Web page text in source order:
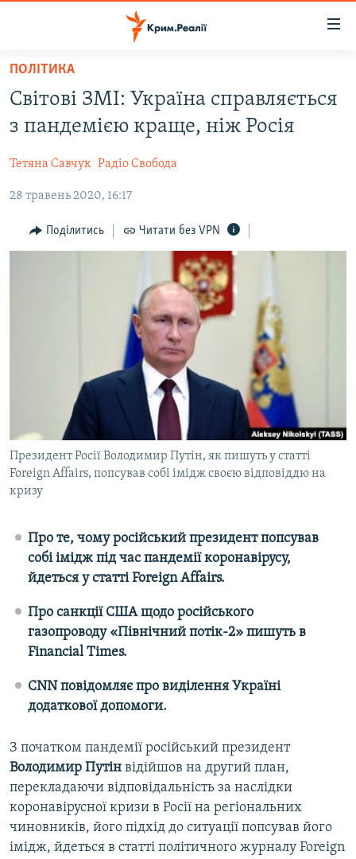
Перейти
основного
матеріалу
до
навігації
Перейти
ПОЛІТИКА
БЛОГИ
ПОГЛЯД
ВІДЕОУРОКИ «ELIFBE»
СВІДЧЕННЯ ОКУПАЦІЇ
УКРАЇНСЬКА ПРОБЛЕМА КРИМУ
ІНФОГРАФІКА
ЯК ОБІЙТИ БЛОКУВАННЯ
Qırımtatar
ДОЛУЧАЙСЯ!
Усі сайти RFE/RL
ПОЛІТИКА
Світові ЗМІ: Україна справляється
з пандемією краще, ніж Росія
Тетяна Савчук Радіо Свобода
28 травень 2020, 16:17
Поділитись Читати без VPN
Президент Росії Володимир Путін, як пишуть у статті
Foreign Affairs, попсував собі імідж своєю відповіддю на
кризу
Про те, чому російський президент попсував
собі імідж під час пандемії коронавірусу,
йдеться у статті Foreign Affairs.
Про санкції США щодо російського
газопроводу «Північний потік-2» пишуть в
FinancialTimes.
CNN повідомляє про виділення Україні
додаткової допомоги.
З початком пандемії російський президент
Володимир Путін відійшов на другий план,
перекладаючи відповідальність за наслідки
коронавірусної кризи в Росії на регіональних
чиновників, його підхід до ситуації попсував його
імідж, йдеться в статті політичного журналу Foreign